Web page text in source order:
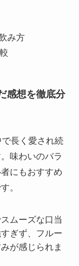
み方
感想を徹底分
長く愛され続
味わいのバラ
にもおすすめ
。
ムーズな口当
ぎず、フルー
が感じられま